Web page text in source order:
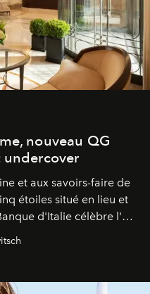
nouveau QG
et aux savoirs-faire de
étoiles situé en lieu et
d'Italie célèbre l'art